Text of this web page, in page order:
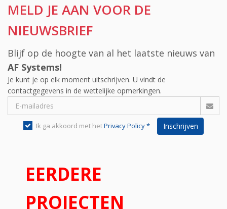
MELD JE AAN VOOR DE
NIEUWSBRIEF
Blijf op de hoogte van al het laatste nieuws van
AF Systems!
Je kunt je op elk moment uitschrijven. U vindt de
contactgegevens in de wettelijke opmerkingen.
Ik ga akkoord met hetPrivacy Policy * Inschrijven
EERDERE
PROJECTEN